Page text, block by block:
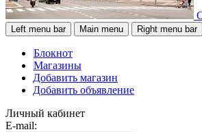
Left menu bar Main menu Right menu bar
Блокнот
Магазины
Добавить магазин
Добавить объявление
Личный кабинет
E-mail: